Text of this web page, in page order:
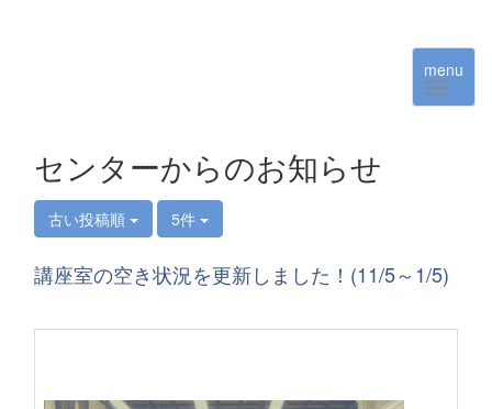
menu
センターからのお知らせ
古い投稿順 5件
講座室の空き状況を更新しました！(11/5～1/5)